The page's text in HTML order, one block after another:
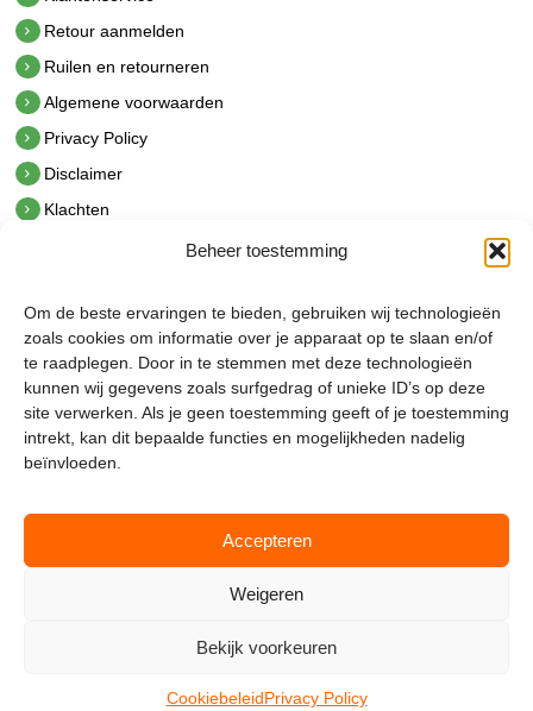
Beheer toestemming
Om de beste ervaringen te bieden, gebruiken wij technologieën
zoals cookies om informatie over je apparaat op te slaan en/of
te raadplegen. Door in te stemmen met deze technologieën
kunnen wij gegevens zoals surfgedrag of unieke ID’s op deze
site verwerken. Als je geen toestemming geeft of je toestemming
intrekt, kan dit bepaalde functies en mogelijkheden nadelig
beïnvloeden.
Accepteren
Weigeren
Bekijk voorkeuren
CookiebeleidPrivacy Policy
Retour aanmelden
Ruilen en retourneren
Algemene voorwaarden
Privacy Policy
Disclaimer
Klachten
hetindustriehuis B.V.
De Hoek 1 1601 MR Enkhuizen
t.0228 53 00 40
e.info@hetindustriehuis.com
KVK 51483904
BTW NL850044522B01